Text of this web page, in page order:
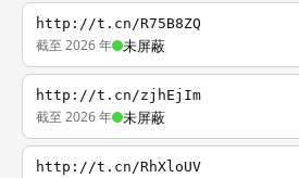
http://t.cn/R75B8ZQ
截至 2026 年 未屏蔽
http://t.cn/zjhEjIm
截至 2026 年 未屏蔽
http://t.cn/RhXloUV